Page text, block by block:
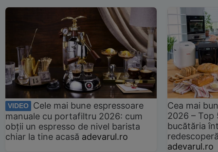
VIDEO
Cele mai bune espressoare
manuale cu portafiltru 2026: cum
obții un espresso de nivel barista
chiar la tine acasă adevarul.ro
Cea mai
2026 –
bucătăria
adevarul.ro